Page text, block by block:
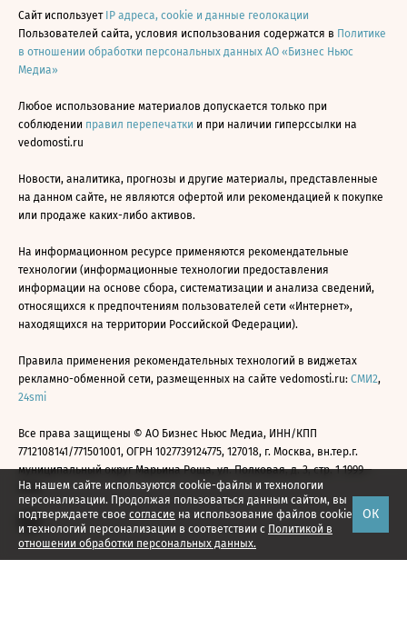
На нашем сайте используются cookie-файлы и технологии
персонализации. Продолжая пользоваться данным сайтом, вы
подтверждаете свое согласие на использование файлов cookie
и технологий персонализации в соответствии с Политикой в
отношении обработки персональных данных.
ОК
Сайт использует IP адреса, cookie и данные геолокации
Пользователей сайта, условия использования содержатся в Политике
в отношении обработки персональных данных АО «Бизнес Ньюс
Медиа»
Любое использование материалов допускается только при
соблюдении правил перепечатки и при наличии гиперссылки на
vedomosti.ru
Новости, аналитика, прогнозы и другие материалы, представленные
на данном сайте, не являются офертой или рекомендацией к покупке
или продаже каких-либо активов.
На информационном ресурсе применяются рекомендательные
технологии (информационные технологии предоставления
информации на основе сбора, систематизации и анализа сведений,
относящихся к предпочтениям пользователей сети «Интернет»,
находящихся на территории Российской Федерации).
Правила применения рекомендательных технологий в виджетах
рекламно-обменной сети, размещенных на сайте vedomosti.ru: СМИ2,
24smi
Все права защищены © АО Бизнес Ньюс Медиа, ИНН/КПП
7712108141/771501001, ОГРН 1027739124775, 127018, г. Москва, вн.тер.г.
муниципальный округ Марьина Роща, ул. Полковая, д. 3, стр. 1 1999—
2026